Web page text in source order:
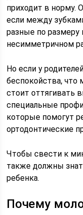
приходит в норму.
если между
разные по размеру
несимметричном
Но если у
беспокойства, что
стоит оттягивать
специальные
которые помогут
ортодонтические
Чтобы свести к
также должны
ребенка.
Почему